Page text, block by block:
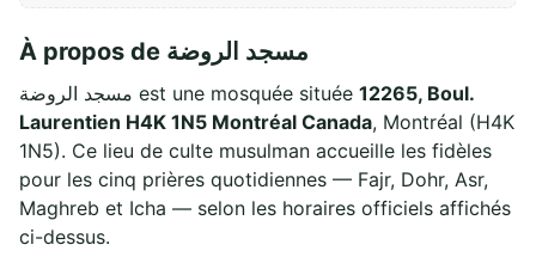
À propos de مسجد الروضة
مسجد الروضة est une mosquée située 12265, Boul.
Laurentien H4K 1N5 Montréal Canada, Montréal (H4K
1N5). Ce lieu de culte musulman accueille les fidèles
pour les cinq prières quotidiennes — Fajr, Dohr, Asr,
Maghreb et Icha — selon les horaires officiels affichés
ci-dessus.